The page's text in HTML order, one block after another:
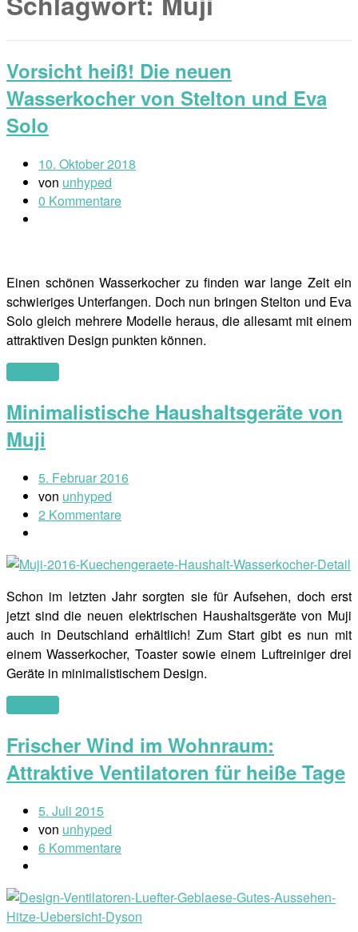
Vorsicht heiß! Die neuen
Wasserkocher von Stelton und Eva
Solo
10. Oktober 2018
von unhyped
0 Kommentare
Einen schönen Wasserkocher zu finden war lange Zeit ein
schwieriges Unterfangen. Doch nun bringen Stelton und Eva
Solo gleich mehrere Modelle heraus, die allesamt mit einem
attraktiven Design punkten können.
Minimalistische Haushaltsgeräte von
Muji
5. Februar 2016
von unhyped
2 Kommentare
Schon im letzten Jahr sorgten sie für Aufsehen, doch erst
jetzt sind die neuen elektrischen Haushaltsgeräte von Muji
auch in Deutschland erhältlich! Zum Start gibt es nun mit
einem Wasserkocher, Toaster sowie einem Luftreiniger drei
Geräte in minimalistischem Design.
Frischer Wind im Wohnraum:
Attraktive Ventilatoren für heiße Tage
5. Juli 2015
von unhyped
6 Kommentare